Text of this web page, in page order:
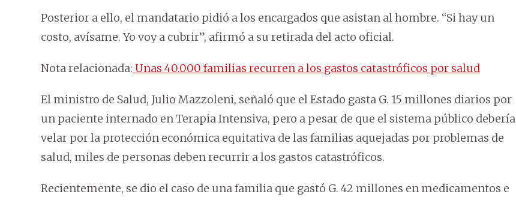
Posterior a ello, el mandatario pidió a los encargados que asistan al hombre. “Si hay un
costo, avísame. Yo voy a cubrir”, afirmó a su retirada del acto oficial.
Nota relacionada: Unas 40.000 familias recurren a los gastos catastróficos por salud
El ministro de Salud, Julio Mazzoleni, señaló que el Estado gasta G. 15 millones diarios por
un paciente internado en Terapia Intensiva, pero a pesar de que el sistema público debería
velar por la protección económica equitativa de las familias aquejadas por problemas de
salud, miles de personas deben recurrir a los gastos catastróficos.
Recientemente, se dio el caso de una familia que gastó G. 42 millones en medicamentos e